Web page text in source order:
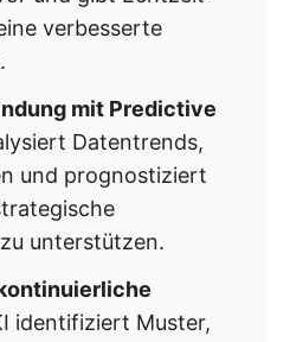
verbesserte
mit Predictive
Datentrends,
und prognostiziert
unterstützen.
identifiziert Muster,